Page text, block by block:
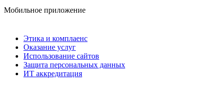
Мобильное приложение
Этика и комплаенс
Оказание услуг
Использование сайтов
Защита персональных данных
ИТ аккредитация